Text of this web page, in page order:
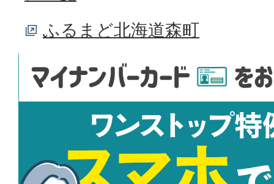
ふるまど北海道森町